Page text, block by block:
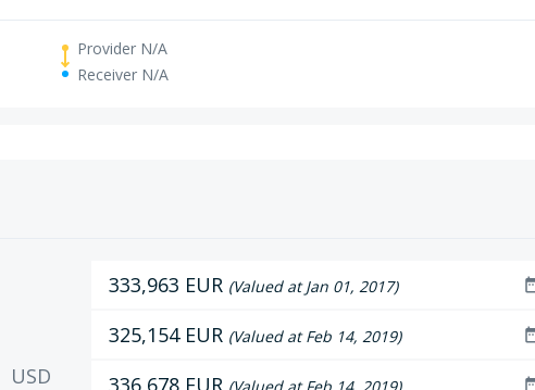
Provider N/A
Receiver N/A
USD
333,963 EUR (Valued at Jan 01, 2017)
325,154 EUR (Valued at Feb 14, 2019)
336,678 EUR